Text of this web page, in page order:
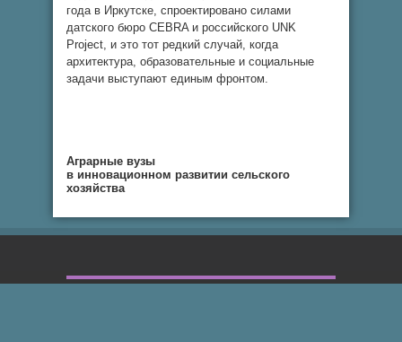
года в Иркутске, спроектировано силами
датского бюро CEBRA и российского UNK
Project, и это тот редкий случай, когда
архитектура, образовательные и социальные
задачи выступают единым фронтом.
Аграрные вузы
в инновационном развитии сельского
хозяйства